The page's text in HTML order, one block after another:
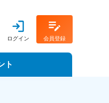
ログイン 会員登録
ト